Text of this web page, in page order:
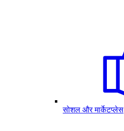
सोशल और मार्केटप्लेस